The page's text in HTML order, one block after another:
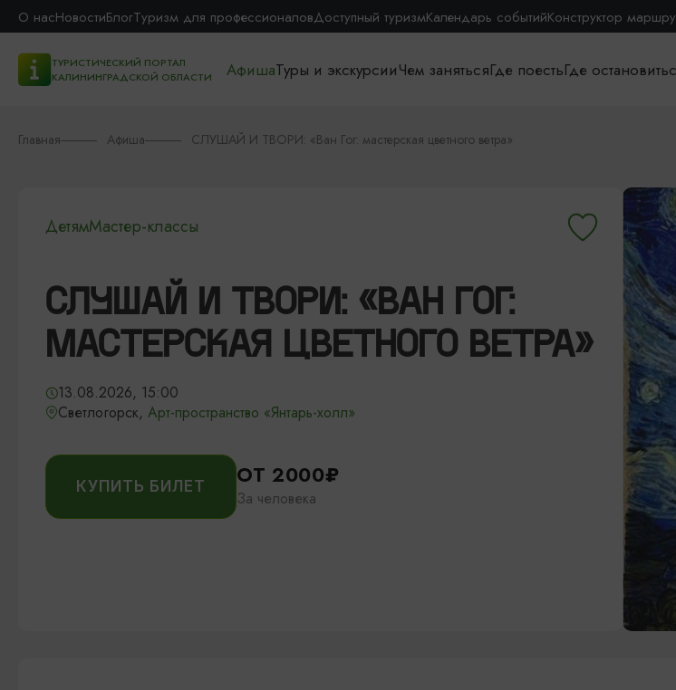
О насНовостиБлогТуризм для профессионаловДоступный туризмКалендарь событийКонструктор
ТУРИСТИЧЕСКИЙ ПОРТАЛ
КАЛИНИНГРАДСКОЙ ОБЛАСТИ
АфишаТуры и экскурсииЧем занятьсяГде поестьГде
Главная Афиша СЛУШАЙ И ТВОРИ: «Ван Гог: мастерская цветного ветра»
ДетямМастер-классы
СЛУШАЙ И ТВОРИ: «ВАН ГОГ:
МАСТЕРСКАЯ ЦВЕТНОГО ВЕТРА»
13.08.2026, 15:00
Светлогорск, Арт-пространство «Янтарь-холл»
КУПИТЬ БИЛЕТ ОТ 2000₽
За человека